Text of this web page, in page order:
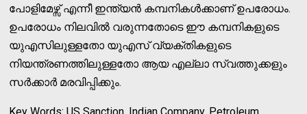
പോളിമേഴ്സ് എന്നീ ഇന്ത്യന്‍ കമ്പനികള്‍ക്കാണ് ഉപരോധം.
ഉപരോധം നിലവില്‍ വരുന്നതോടെ ഈ കമ്പനികളുടെ
യുഎസിലുള്ളതോ യുഎസ് വ്യക്തികളുടെ
നിയന്ത്രണത്തിലുള്ളതോ ആയ എല്ലാ സ്വത്തുക്കളും
സര്‍ക്കാര്‍ മരവിപ്പിക്കും.